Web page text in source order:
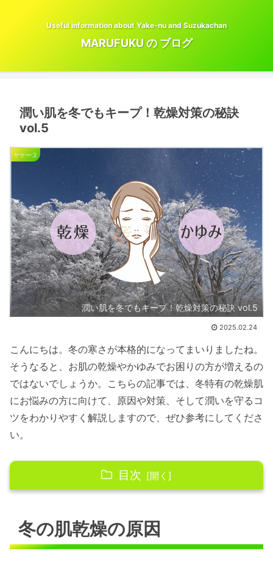
Useful information about Yake-nu and Suzukachan
MARUFUKU の ブログ
潤い肌を冬でもキープ！乾燥対策の秘訣
vol.5
ヤケーヌ
潤い肌を冬でもキープ！乾燥対策の秘訣 vol.5
2025.02.24
こんにちは。冬の寒さが本格的になってまいりましたね。
そうなると、お肌の乾燥やかゆみでお困りの方が増えるの
ではないでしょうか。こちらの記事では、冬特有の乾燥肌
にお悩みの方に向けて、原因や対策、そして潤いを守るコ
ツをわかりやすく解説しますので、ぜひ参考にしてくださ
い。
目次
冬の乾燥が肌に与える影響
暖房器具・換気による肌への影響
冬の肌乾燥の原因